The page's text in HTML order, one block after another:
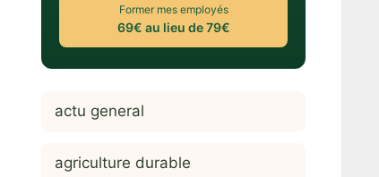
Former mes employés
69€ au lieu de 79€
actu general
agriculture durable